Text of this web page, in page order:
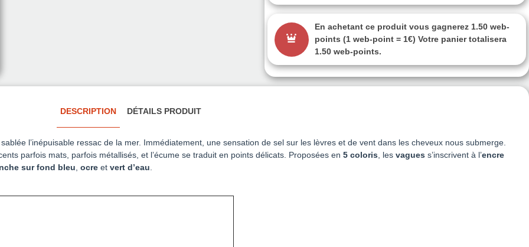
En achetant ce produit vous gagnerez 1.50 web-
points (1 web-point = 1€) Votre panier totalisera
1.50 web-points.
DESCRIPTION DÉTAILS PRODUIT
l’inépuisable ressac de la mer. Immédiatement, une sensation de sel sur les lèvres et de vent dans les cheveux nous submerge.
parfois mats, parfois métallisés, et l’écume se traduit en points délicats. Proposées en 5 coloris, les vagues s’inscrivent à l’encre
sur fond bleu, ocre et vert d’eau.